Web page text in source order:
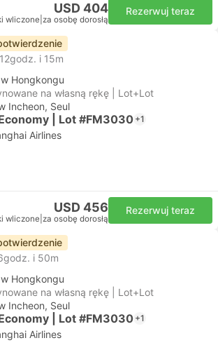
USD 404
wliczone za osobę dorosłą
Rezerwuj teraz
12godz. i 15m
Hongkongu
na własną rękę | Lot+Lot
Incheon, Seul
| Lot #FM3030+1
Airlines
USD 456
wliczone za osobę dorosłą
Rezerwuj teraz
i 50m
Hongkongu
na własną rękę | Lot+Lot
Incheon, Seul
| Lot #FM3030+1
Airlines